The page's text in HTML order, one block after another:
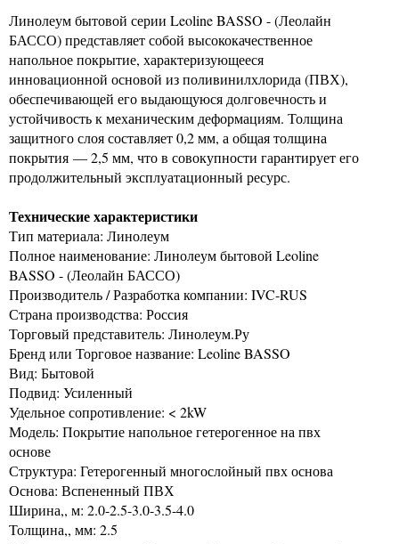
Линолеум бытовой серии Leoline BASSO - (Леолайн
БАССО) представляет собой высококачественное
напольное покрытие, характеризующееся
инновационной основой из поливинилхлорида (ПВХ),
обеспечивающей его выдающуюся долговечность и
устойчивость к механическим деформациям. Толщина
защитного слоя составляет 0,2 мм, а общая толщина
покрытия — 2,5 мм, что в совокупности гарантирует его
продолжительный эксплуатационный ресурс.
Технические характеристики
Тип материала: Линолеум
Полное наименование: Линолеум бытовой Leoline
BASSO - (Леолайн БАССО)
Производитель / Разработка компании: IVC-RUS
Страна производства: Россия
Торговый представитель: Линолеум.Ру
Бренд или Торговое название: Leoline BASSO
Вид: Бытовой
Подвид: Усиленный
Удельное сопротивление: < 2kW
Модель: Покрытие напольное гетерогенное на пвх
основе
Структура: Гетерогенный многослойный пвх основа
Основа: Вспененный ПВХ
Ширина,, м: 2.0-2.5-3.0-3.5-4.0
Толщина,, мм: 2.5